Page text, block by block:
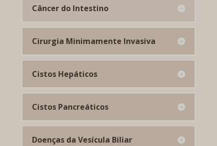
Câncer do Intestino
Cirurgia Minimamente Invasiva
Cistos Hepáticos
Cistos Pancreáticos
Doenças da Vesícula Biliar